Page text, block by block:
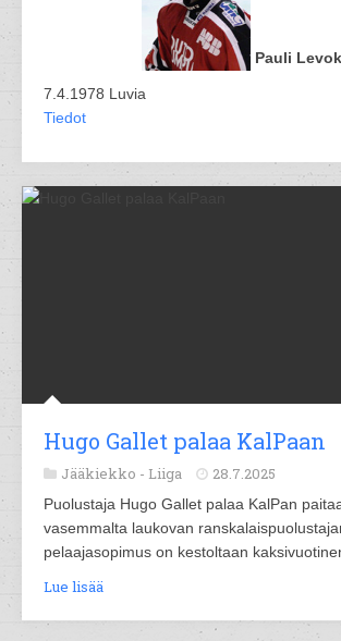
Pauli
7.4.1978 Luvia
Tiedot
Hugo Gallet palaa KalPaan
Jääkiekko - Liiga 28.7.2025
Puolustaja Hugo Gallet palaa KalPan
vasemmalta laukovan
pelaajasopimus on kestoltaan
Lue lisää